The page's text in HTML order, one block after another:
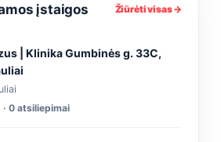
įstaigos Žiūrėti visas →
| Klinika Gumbinės g. 33C,
0 atsiliepimai